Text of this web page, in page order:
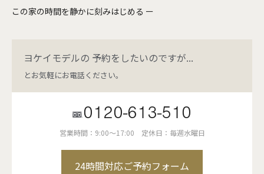
この家の時間を静かに刻みはじめる ー
ヨケイモデルの 予約をしたいのですが...
とお気軽にお電話ください。
0120-613-510
営業時間：9:00～17:00 定休日：毎週水曜日
24時間対応ご予約フォーム